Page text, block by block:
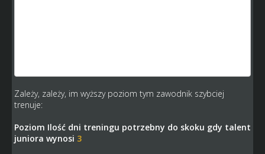
Zależy, zależy, im wyższy poziom tym zawodnik szybciej
trenuje:
Poziom Ilość dni treningu potrzebny do skoku gdy talent
juniora wynosi 3